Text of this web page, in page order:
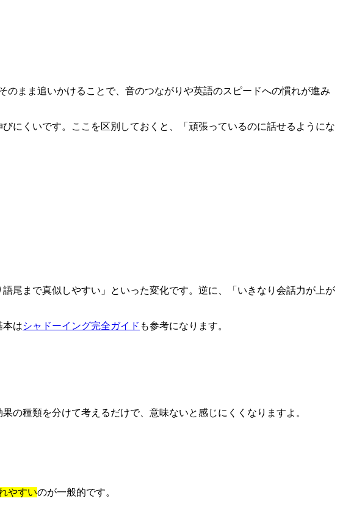
のまま追いかけることで、音のつながりや英語のスピードへの慣れが進み
にくいです。ここを区別しておくと、「頑張っているのに話せるようにな
尾まで真似しやすい」といった変化です。逆に、「いきなり会話力が上が
本はシャドーイング完全ガイド も参考になります。
の種類を分けて考えるだけで、意味ないと感じにくくなりますよ。
やすいのが一般的です。